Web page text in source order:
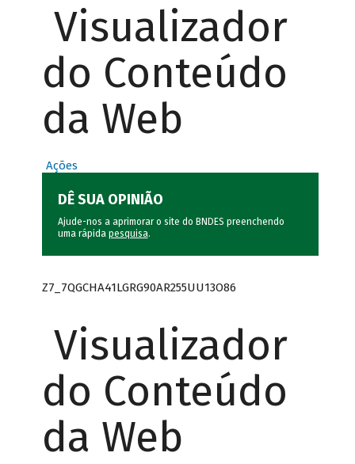
Visualizador
do Conteúdo
da Web
Ações
DÊ SUA OPINIÃO
Ajude-nos a aprimorar o site do BNDES preenchendo
uma rápida pesquisa.
Z7_7QGCHA41LGRG90AR255UU13O86
Visualizador
do Conteúdo
da Web